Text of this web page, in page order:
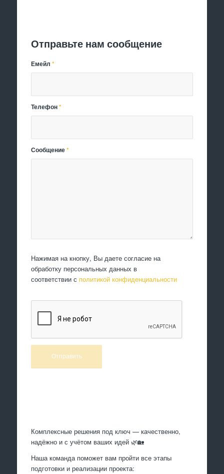
Отправьте нам сообщение
Емейл*
Телефон*
Сообщение*
Нажимая на кнопку, Вы даете согласие на
обработку персональных данных в
соответствии с политикой конфиденциальности
Комплексные решения под ключ — качественно,
надёжно и с учётом ваших идей 🌿🏡
Наша команда поможет вам пройти все этапы
подготовки и реализации проекта: